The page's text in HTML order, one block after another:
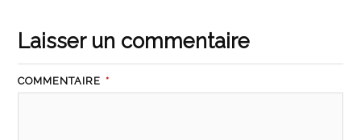
Laisser un commentaire
COMMENTAIRE *